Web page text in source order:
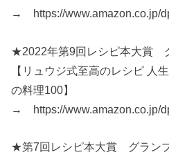
→ https://www.amazon.co.jp/
★2022年第9回レシピ本大賞
【リュウジ式至高のレシピ 人
の料理100】
→ https://www.amazon.co.jp/
★第7回レシピ本大賞 グラン